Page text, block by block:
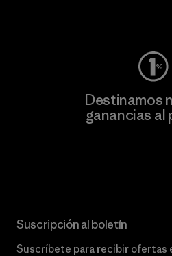
Destinamos
ganancias al
Suscripción al boletín
Suscríbete para recibir ofertas